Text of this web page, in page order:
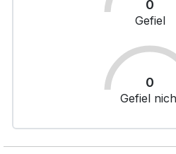
0
Gefiel
0
Gefiel